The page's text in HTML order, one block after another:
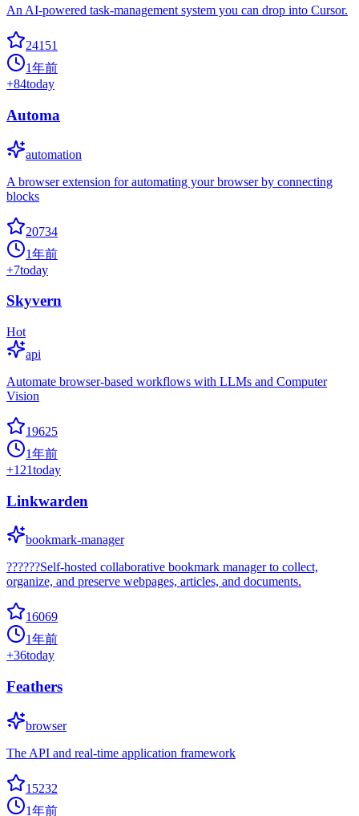
An AI-powered task-management system you can drop into Cursor.
24151
1年前
+84today
Automa
automation
A browser extension for automating your browser by connecting
blocks
20734
1年前
+7today
Skyvern
Hot
api
Automate browser-based workflows with LLMs and Computer
Vision
19625
1年前
+121today
Linkwarden
bookmark-manager
??????Self-hosted collaborative bookmark manager to collect,
organize, and preserve webpages, articles, and documents.
16069
1年前
+36today
Feathers
browser
The API and real-time application framework
15232
1年前